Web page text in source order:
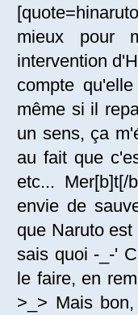
mieux pour
intervention
compte
même si il
un sens, ça
au fait que
etc...
envie de
que Naruto
sais quoi -_-'
le faire, en
>_> Mais